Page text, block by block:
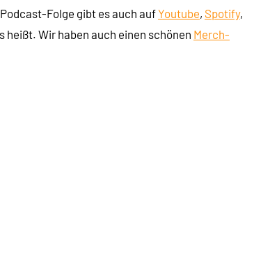
Folge gibt es auch aufYoutube, Spotify,
heißt. Wir haben auch einen schönen Merch-